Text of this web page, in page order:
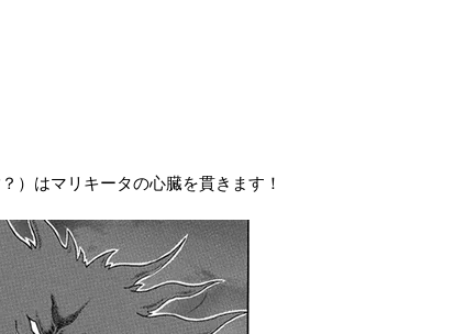
）はマリキータの心臓を貫きます！